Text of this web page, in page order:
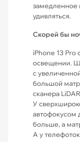
замедленное
удивляться.
Скорей бы
iPhone 13 Pro
освещении.
с
большой
сканера
У
автофокусом
больше, а
А у